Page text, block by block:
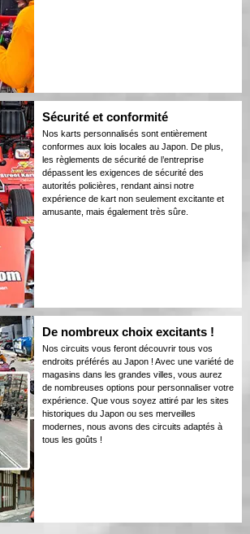
Sécurité et conformité
Nos karts personnalisés sont entièrement
conformes aux lois locales au Japon. De plus,
les règlements de sécurité de l’entreprise
dépassent les exigences de sécurité des
autorités policières, rendant ainsi notre
expérience de kart non seulement excitante et
amusante, mais également très sûre.
De nombreux choix excitants !
Nos circuits vous feront découvrir tous vos
endroits préférés au Japon ! Avec une variété de
magasins dans les grandes villes, vous aurez
de nombreuses options pour personnaliser votre
expérience. Que vous soyez attiré par les sites
historiques du Japon ou ses merveilles
modernes, nous avons des circuits adaptés à
tous les goûts !